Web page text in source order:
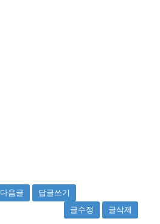
다음글
답글쓰기
글수정
글삭제